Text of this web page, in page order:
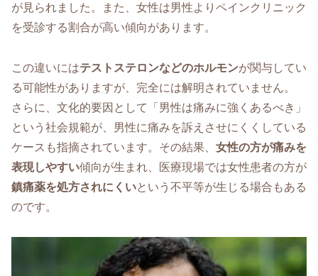
が見られました。また、女性は男性よりペインクリニック
を受診する割合が高い傾向があります。
この違いにはテストステロンなどのホルモンが関与してい
る可能性がありますが、完全には解明されていません。
さらに、文化的要因として「男性は痛みに強くあるべき」
という社会規範が、男性に痛みを訴えさせにくくしている
ケースも指摘されています。その結果、 女性の方が痛みを
表現しやすい傾向が生まれ、医療現場では女性患者の方が
鎮痛薬を処方されにくいという不平等が生じる場合もある
のです。